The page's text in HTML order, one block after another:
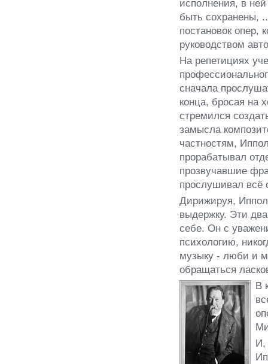
исполнения, в
быть сохранены,
постановок опер,
руководством
На репетициях
сначала
конца, бросая на
стремился
замысла
частностям,
прорабатывал
прозвучавшие
прослушивал всё
Дирижируя,
выдержку. Эти
себе. Он с
психологию,
музыку - люби и
обращаться
В
И,